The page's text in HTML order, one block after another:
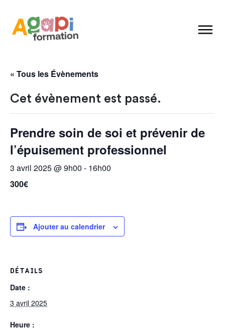
« Tous les Évènements
Cet évènement est passé.
Prendre soin de soi et prévenir de
l’épuisement professionnel
3 avril 2025 @ 9h00 - 16h00
300€
Ajouter au calendrier
DÉTAILS
Date :
3 avril 2025
Heure :